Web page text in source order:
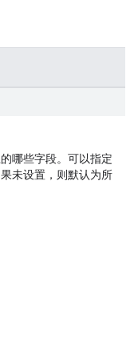
哪些字段。可以指定
未设置，则默认为所